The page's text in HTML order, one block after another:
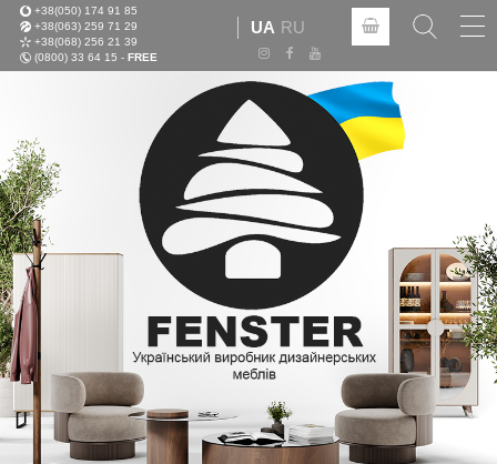
+38(050) 174 91 85
+38(063) 259 71 29
+38(068) 256 21 39
(0800) 33 64 15 - FREE
UA RU